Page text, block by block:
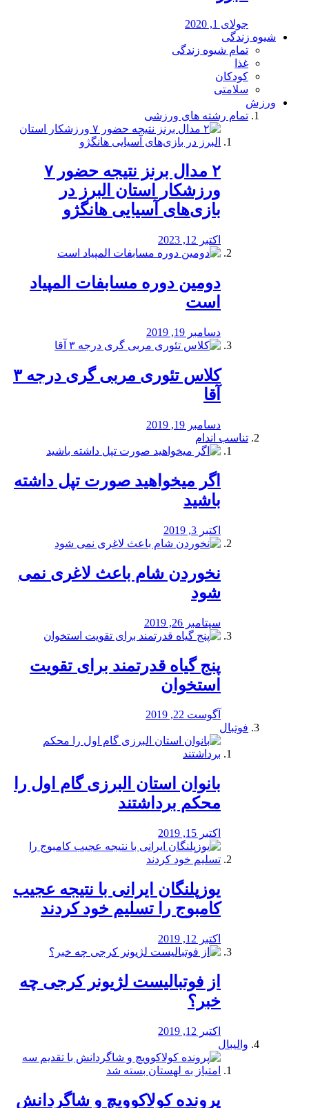
جولای 1, 2020
شیوه زندگی
تمام شیوه زندگی
غذا
کودکان
سلامتی
ورزش
تمام رشته های ورزشی
۲ مدال برنز نتیجه حضور ۷
ورزشکار استان البرز در
بازی‌های آسیایی هانگژو
اکتبر 12, 2023
دومین دوره مسابفات المپیاد
است
دسامبر 19, 2019
کلاس تئوری مربی گری درجه ۳
آقا
دسامبر 19, 2019
تناسب اندام
اگر میخواهید صورت تپل داشته
باشید
اکتبر 3, 2019
نخوردن شام باعث لاغری نمی
‌شود
سپتامبر 26, 2019
پنج گیاه قدرتمند برای تقویت
استخوان
آگوست 22, 2019
فوتبال
بانوان استان البرزی گام اول را
محكم برداشتند
اکتبر 15, 2019
یوزپلنگان ایرانی با نتیجه عجیب
کامبوج را تسلیم خود کردند
اکتبر 12, 2019
از فوتبالیست لژیونر کرجی چه
خبر؟
اکتبر 12, 2019
والیبال
پرونده کولاکوویچ و شاگردانش